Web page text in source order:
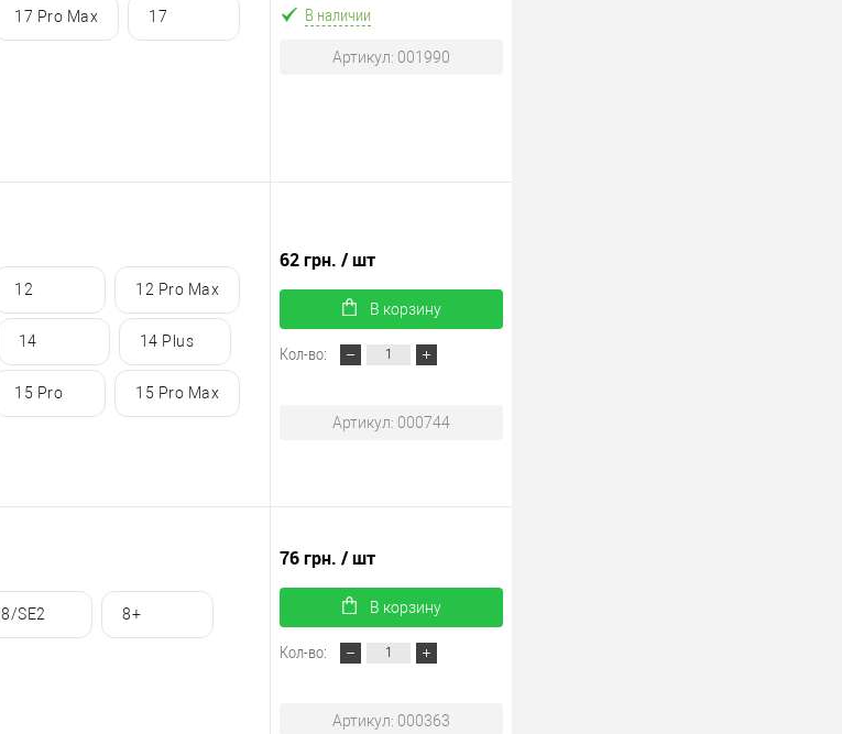
17 Pro Max 17 В наличии
Артикул: 001990
12 12 Pro Max
14 14 Plus
15 Pro 15 Pro Max
62 грн. / шт
В корзину
Кол-во:
Артикул: 000744
8/SE2 8+
76 грн. / шт
В корзину
Кол-во:
Артикул: 000363